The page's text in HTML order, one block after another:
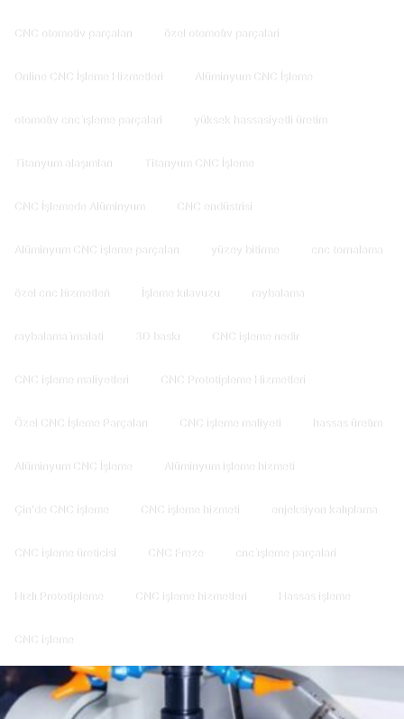
CNC otomotiv parçaları özel otomoti̇v parçalari
Online CNC İşleme Hizmetleri Alüminyum CNC İşleme
otomoti̇v cnc i̇şleme parçalari yüksek hassasiyetli üretim
Titanyum alaşımları Titanyum CNC İşleme
CNC İşlemede Alüminyum CNC endüstrisi
Alüminyum CNC işleme parçaları yüzey bitirme cnc tornalama
özel cnc hi̇zmetleri̇ İşleme kılavuzu raybalama
raybalama i̇malati 3D baskı CNC işleme nedir
CNC işleme maliyetleri CNC Prototipleme Hizmetleri
Özel CNC İşleme Parçaları CNC işleme maliyeti hassas üreti̇m
Alüminyum CNC İşleme Alüminyum işleme hizmeti
Çin'de CNC işleme CNC işleme hizmeti enjeksiyon kalıplama
CNC işleme üreticisi CNC Freze cnc i̇şleme parçalari
Hızlı Prototipleme CNC işleme hizmetleri Hassas işleme
CNC işleme